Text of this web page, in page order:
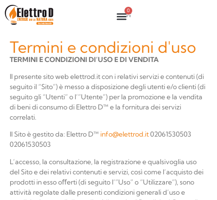
0
Termini e condizioni d'uso
TERMINI ECONDIZIONI DI’USOEDI VENDITA
Il presente sito webelettrod.itcon i relativi servizi e contenuti (di
seguito il “Sito”) è messo a disposizione degli utenti e/o clienti (di
seguito gli “Utenti” o l’”Utente”) per la promozione e la vendita
di beni di consumo di Elettro D™ e la fornitura dei servizi
correlati.
Il Sitoègestitoda: Elettro D™ info@elettrod.it02061530503
02061530503
L’accesso, la consultazione, la registrazione e qualsivoglia uso
del Sito e dei relativi contenuti e servizi, così come l’acquisto dei
prodotti in esso oﬀerti (di seguito l’”Uso” o “Utilizzare”), sono
attività regolate dalle presenti condizioni generali d’uso e